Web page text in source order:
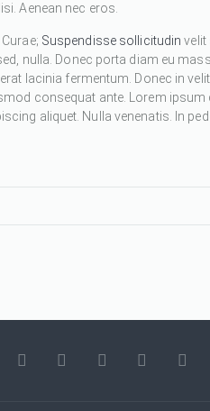
Aenean nec eros.
Suspendisse sollicitudin velit
nulla. Donec porta diam eu
lacinia fermentum. Donec in
consequat ante. Lorem ipsum
aliquet. Nulla venenatis. In